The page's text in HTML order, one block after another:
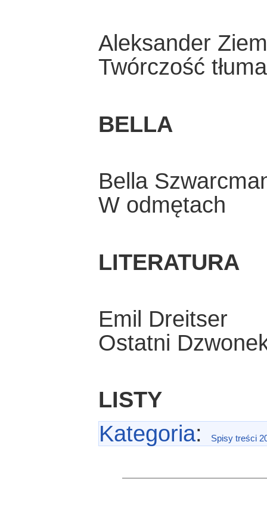
Aleksander
Twórczość
BELLA
Bella
W odmętach
LITERATURA
Emil Dreitser
Ostatni
LISTY
Kategoria: Spisy treści